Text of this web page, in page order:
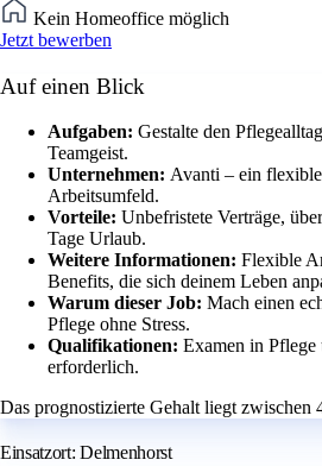
Kein Homeoffice möglich
Jetzt bewerben
Auf einen Blick
Aufgaben: Gestalte den
Teamgeist.
Unternehmen: Avanti – ein
Arbeitsumfeld.
Vorteile: Unbefristete Verträge,
Tage Urlaub.
Weitere Informationen: Flexible
Benefits, die sich deinem Leben
Warum dieser Job: Mach einen
Pflege ohne Stress.
Qualifikationen: Examen in
erforderlich.
Das prognostizierte Gehalt liegt zwischen
Einsatzort: Delmenhorst